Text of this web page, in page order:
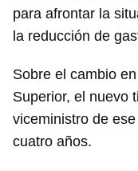
para afrontar la
la reducción de
Sobre el cambio
Superior, el nuevo
viceministro de
cuatro años.